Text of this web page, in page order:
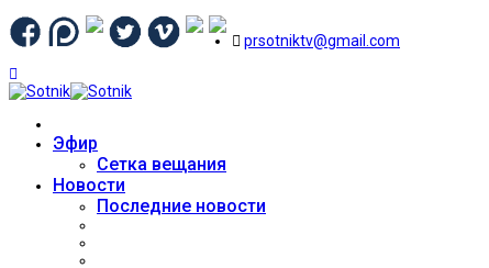
prsotniktv@gmail.com
Эфир
Сетка вещания
Новости
Последние новости